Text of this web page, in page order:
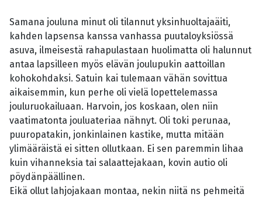
Samana jouluna minut oli tilannut yksinhuoltajaäiti,
kahden lapsensa kanssa vanhassa puutaloyksiössä
asuva, ilmeisestä rahapulastaan huolimatta oli halunnut
antaa lapsilleen myös elävän joulupukin aattoillan
kohokohdaksi. Satuin kai tulemaan vähän sovittua
aikaisemmin, kun perhe oli vielä lopettelemassa
jouluruokailuaan. Harvoin, jos koskaan, olen niin
vaatimatonta jouluateriaa nähnyt. Oli toki perunaa,
puuropatakin, jonkinlainen kastike, mutta mitään
ylimääräistä ei sitten ollutkaan. Ei sen paremmin lihaa
kuin vihanneksia tai salaattejakaan, kovin autio oli
pöydänpäällinen.
Eikä ollut lahjojakaan montaa, nekin niitä ns pehmeitä